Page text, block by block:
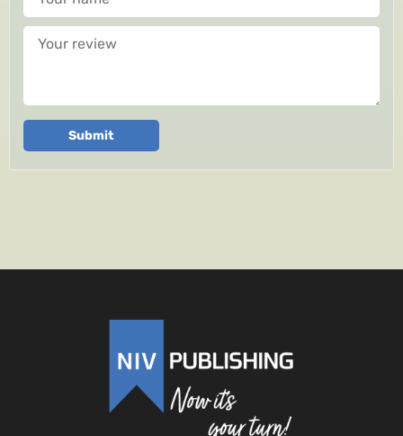
Your review
Submit